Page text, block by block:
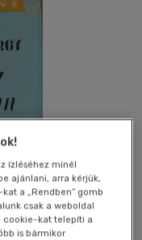
ízléséhez minél
ajánlani, arra kérjük,
a „Rendben” gomb
csak a weboldal
cookie-kat telepíti a
is bármikor